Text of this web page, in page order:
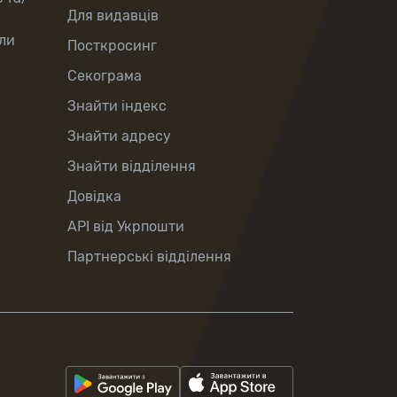
Для видавців
Посткросинг
Секограма
Знайти індекс
Знайти адресу
Знайти відділення
Довідка
API від Укрпошти
Партнерські відділення